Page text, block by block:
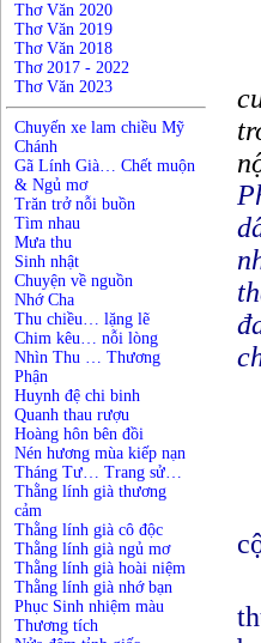
Thơ Văn 2020
Thơ Văn 2019
Thơ Văn 2018
Thơ 2017 - 2022
Thơ Văn 2023
Chuyến xe lam chiều Mỹ
Chánh
Gã Lính Già… Chết muộn
& Ngủ mơ
Trăn trở nỗi buồn
Tìm nhau
Mưa thu
Sinh nhật
Chuyện về nguồn
Nhớ Cha
Thu chiều… lặng lẽ
Chim kêu… nỗi lòng
Nhìn Thu … Thương
Phận
Huynh đệ chi binh
Quanh thau rượu
Hoàng hôn bên đồi
Nén hương mùa kiếp nạn
Tháng Tư… Trang sử…
Thằng lính già thương
cảm
Thằng lính già cô độc
Thằng lính già ngủ mơ
Thằng lính già hoài niệm
Thằng lính già nhớ bạn
Phục Sinh nhiệm màu
Thương tích